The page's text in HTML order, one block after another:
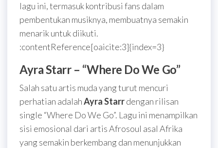
lagu ini, termasuk kontribusi fans dalam
pembentukan musiknya, membuatnya semakin
menarik untuk diikuti.
:contentReference[oaicite:3]{index=3}
Ayra Starr – “Where Do We Go”
Salah satu artis muda yang turut mencuri
perhatian adalahAyra Starrdengan rilisan
single “Where Do We Go”. Lagu ini menampilkan
sisi emosional dari artis Afrosoul asal Afrika
yang semakin berkembang dan menunjukkan